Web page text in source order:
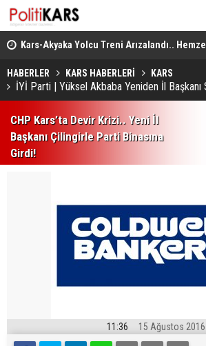
Kars-Akyaka Yolcu Treni Arızalandı..
Kalan Tren Kaldırıldı!
HABERLER KARS HABERLERİ KARS
İYİ Parti | Yüksel Akbaba Yeniden İl Başkanı
CHP Kars’ta Devir Krizi.. Yeni İl
Başkanı Çilingirle Parti Binasına
Girdi!
11:36 15 Ağustos 2016